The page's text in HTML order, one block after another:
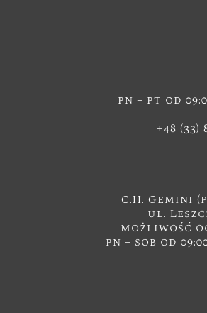
pn – pt od
+48 (33)
C.H. Gemini
ul.
możliwość
pn – sob od